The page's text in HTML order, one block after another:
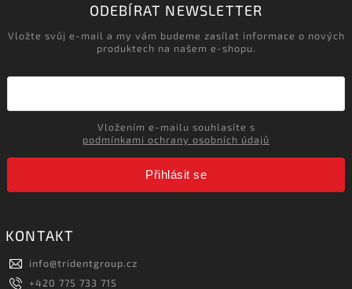
ODEBÍRAT NEWSLETTER
Vložte svůj e-mail a my vám budeme zasílat informace o nových
produktech na našem e-shopu.
podmínkami ochrany osobních údajů
Přihlásit se
KONTAKT
info@tridentgroup.cz
+420 775 733 715